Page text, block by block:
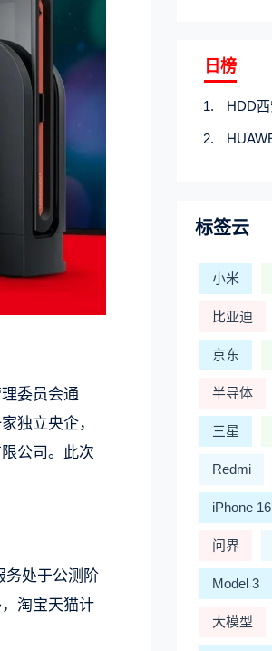
委员会通
独立央企，
公司。此次
务处于公测阶
淘宝天猫计
日榜
标签云
小米
比亚迪
京东
半导体
三星
Redmi
iPhone 16
问界
Model 3
大模型